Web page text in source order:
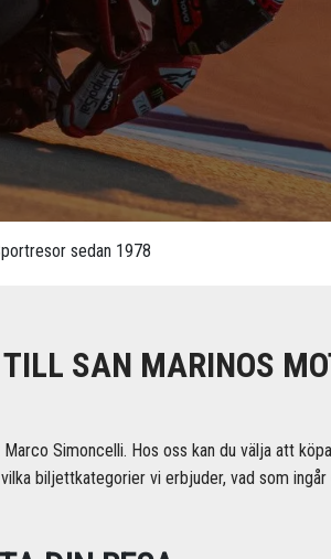
SAN MARINOS
Simoncelli. Hos oss kan du välja att
biljettkategorier vi erbjuder, vad som